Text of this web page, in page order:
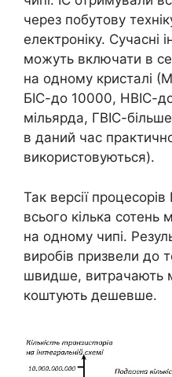
через побутову
електроніку. Сучасні
можуть включати в
на одному кристалі
БІС-до 10000, НВІС-
мільярда, ГВІС-
в даний час
використовуються).
Так версії
всього кілька сотень
на одному чипі.
виробів призвели до
швидше, витрачають
коштують дешевше.